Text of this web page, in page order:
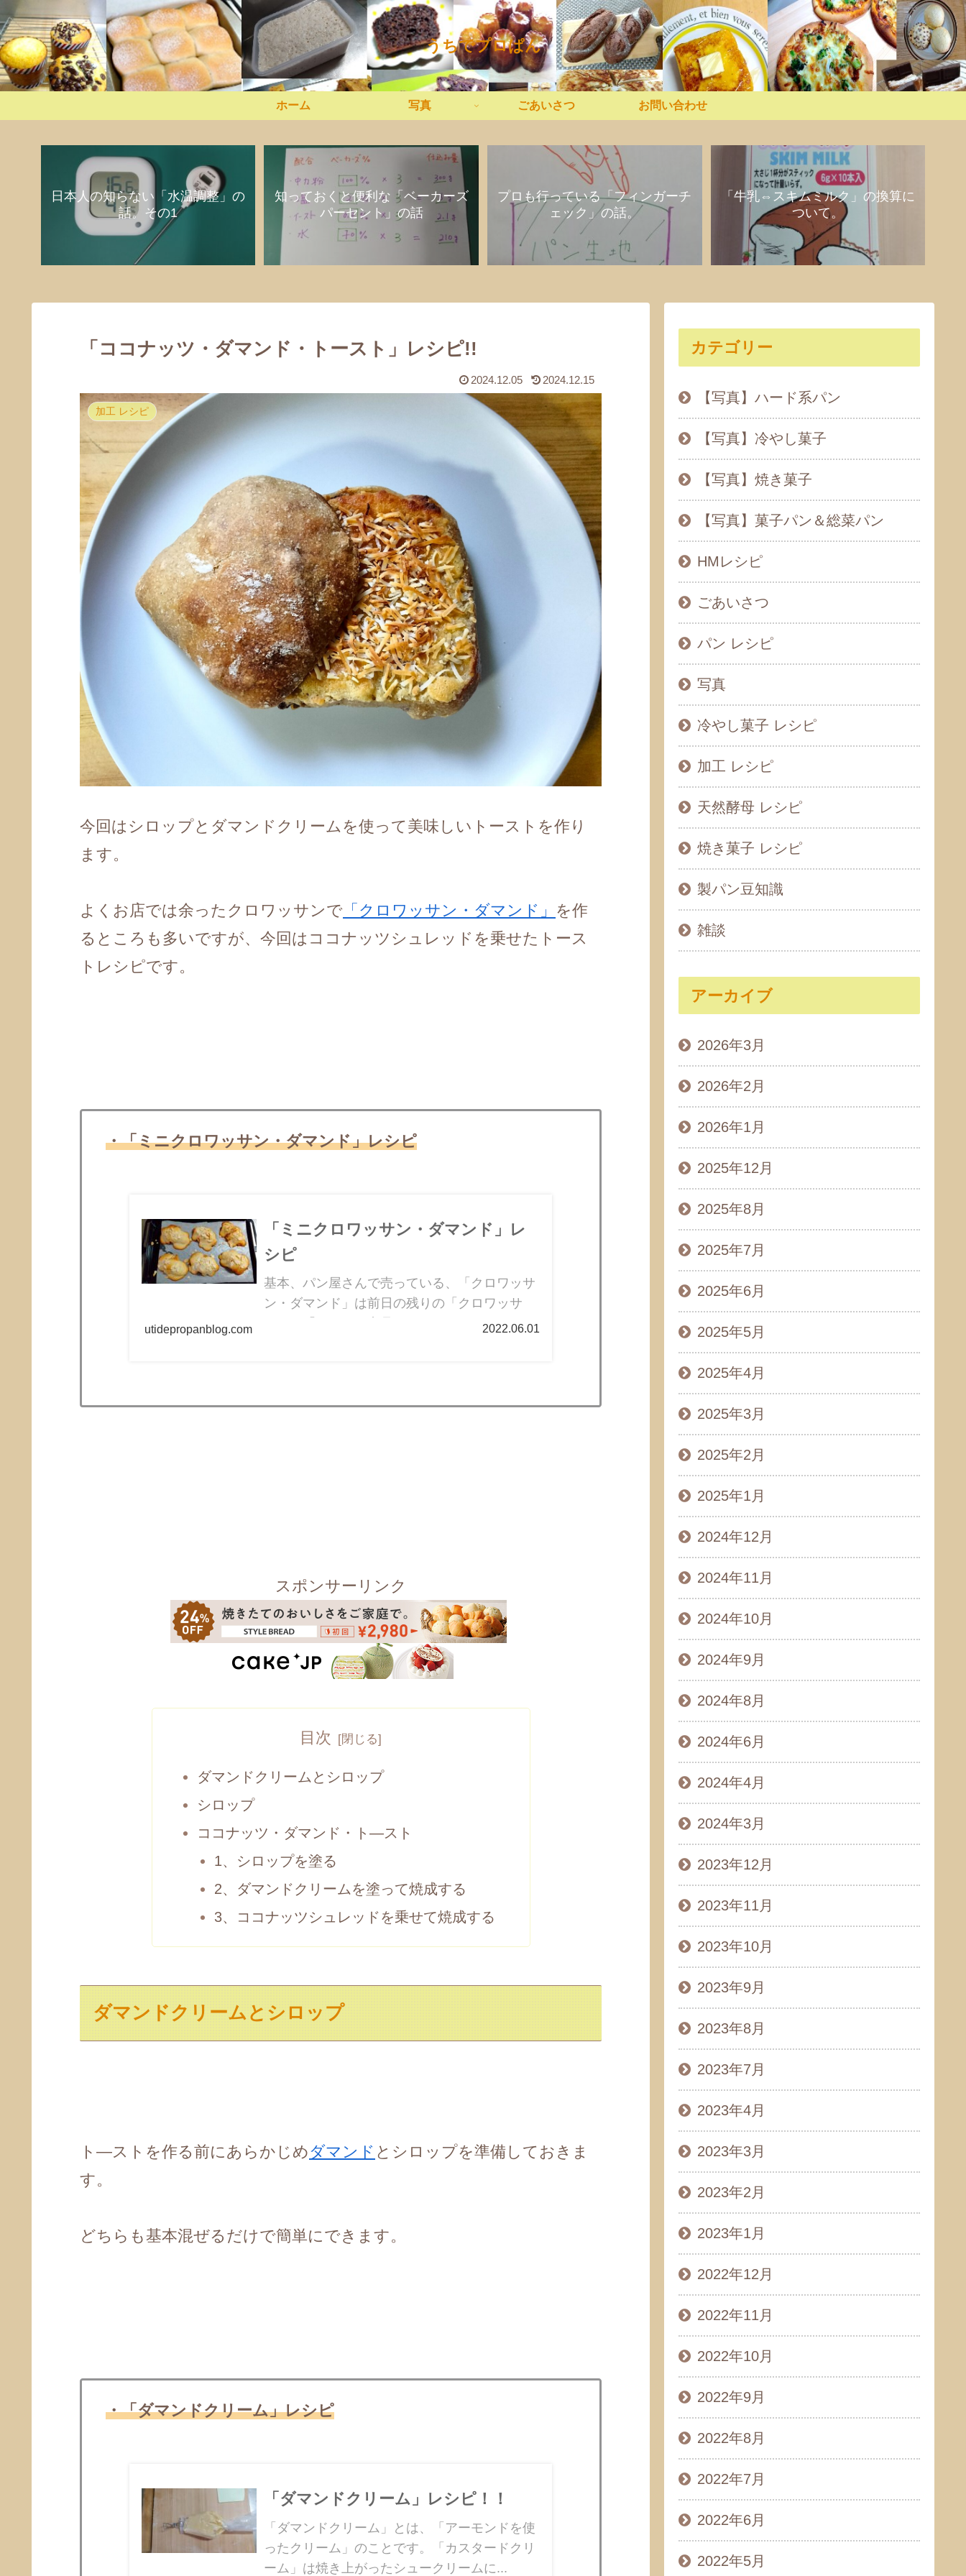
うちでプロぱん
ホーム 写真 ごあいさつ お問い合わせ
日本人の知らない「水温調整」の
話。その1
知っておくと便利な「ベーカーズ
パーセント」の話
プロも行っている「フィンガーチ
ェック」の話。
「牛乳⇔スキムミルク」の換算に
ついて。
「ココナッツ・ダマンド・トースト」レシピ!!
2024.12.05 2024.12.15
加工 レシピ
今回はシロップとダマンドクリームを使って美味しいトーストを作り
ます。
よくお店では余ったクロワッサンで 「クロワッサン・ダマンド」 を作
るところも多いですが、今回はココナッツシュレッドを乗せたトース
トレシピです。
・「ミニクロワッサン・ダマンド」レシピ
「ミニクロワッサン・ダマンド」レ
シピ
基本、パン屋さんで売っている、「クロワッサ
ン・ダマンド」は前日の残りの「クロワッサ
ン」の「リメイク商品」です。(クロワッ...
utidepropanblog.com 2022.06.01
スポンサーリンク
目次
ダマンドクリームとシロップ
シロップ
ココナッツ・ダマンド・ト―スト
1、シロップを塗る
2、ダマンドクリームを塗って焼成する
3、ココナッツシュレッドを乗せて焼成する
ダマンドクリームとシロップ
ト―ストを作る前にあらかじめダマンド とシロップを準備しておきま
す。
どちらも基本混ぜるだけで簡単にできます。
・「ダマンドクリーム」レシピ
「ダマンドクリーム」レシピ！！
「ダマンドクリーム」とは、「アーモンドを使
ったクリーム」のことです。「カスタードクリ
ーム」は焼き上がったシュークリームに...
カテゴリー
【写真】ハード系パン
【写真】冷やし菓子
【写真】焼き菓子
【写真】菓子パン＆総菜パン
HMレシピ
ごあいさつ
パン レシピ
写真
冷やし菓子 レシピ
加工 レシピ
天然酵母 レシピ
焼き菓子 レシピ
製パン豆知識
雑談
アーカイブ
2026年3月
2026年2月
2026年1月
2025年12月
2025年8月
2025年7月
2025年6月
2025年5月
2025年4月
2025年3月
2025年2月
2025年1月
2024年12月
2024年11月
2024年10月
2024年9月
2024年8月
2024年6月
2024年4月
2024年3月
2023年12月
2023年11月
2023年10月
2023年9月
2023年8月
2023年7月
2023年4月
2023年3月
2023年2月
2023年1月
2022年12月
2022年11月
2022年10月
2022年9月
2022年8月
2022年7月
2022年6月
2022年5月